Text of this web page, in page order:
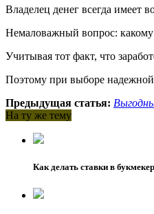
Владелец денег всегда имеет
Немаловажный вопрос: какому
Учитывая тот факт, что
Поэтому при выборе надежной
Предыдущая статья:
На ту же тему
Как делать ставки в